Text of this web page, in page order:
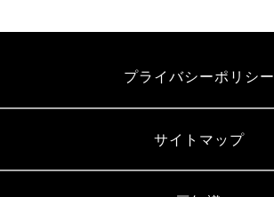
プライバシーポリシー
サイトマップ